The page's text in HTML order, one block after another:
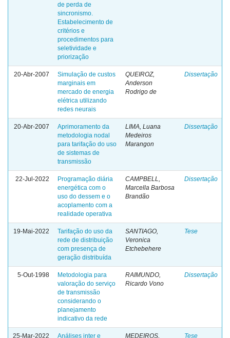
de perda de
sincronismo.
Estabelecimento de
critérios e
procedimentos para
seletividade e
priorização
20-Abr-2007
Simulação de custos
marginais em
mercado de energia
elétrica utilizando
redes neurais
QUEIROZ,
Anderson
Rodrigo de
Dissertação
20-Abr-2007
Aprimoramento da
metodologia nodal
para tarifação do uso
de sistemas de
transmissão
LIMA, Luana
Medeiros
Marangon
Dissertação
22-Jul-2022
Programação diária
energética com o
uso do dessem e o
acoplamento com a
realidade operativa
CAMPBELL,
Marcella Barbosa
Brandão
Dissertação
19-Mai-2022
Tarifação do uso da
rede de distribuição
com presença de
geração distribuída
SANTIAGO,
Veronica
Etchebehere
Tese
5-Out-1998
Metodologia para
valoração do serviço
de transmissão
considerando o
planejamento
indicativo da rede
RAIMUNDO,
Ricardo Vono
Dissertação
25-Mar-2022
Análises inter e
MEDEIROS,
Tese